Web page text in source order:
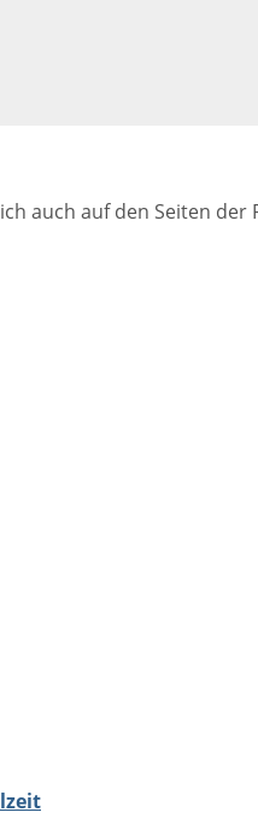
auch auf den Seiten